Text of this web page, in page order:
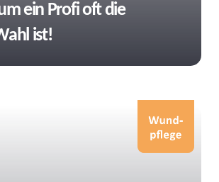
ein Profi oft die
ist!